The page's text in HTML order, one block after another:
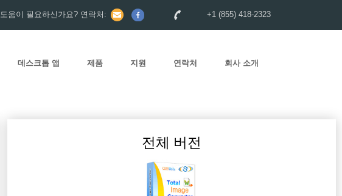
도움이 필요하신가요? 연락처: +1 (855) 418-2323
데스크톱 앱 제품 지원 연락처 회사 소개
전체 버전